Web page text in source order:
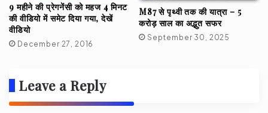
9 महीने की प्रेगनेंसी को महज 4 मिनट
की वीडियो में समेट दिया गया, देखें
वीडियो
December 27, 2016
M87 से पृथ्वी तक की यात्रा – 5
करोड़ साल का अद्भुत सफर
September 30, 2025
Leave a Reply